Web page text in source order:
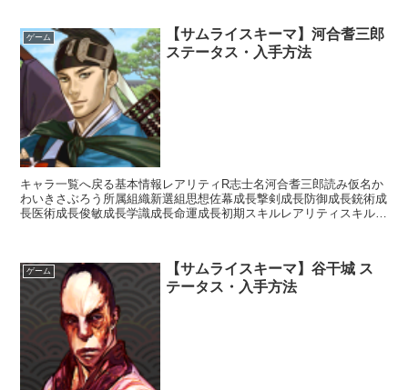
ゲーム
【サムライスキーマ】河合耆三郎
ステータス・入手方法
キャラ一覧へ戻る基本情報レアリティR志士名河合耆三郎読み仮名か
わいきさぶろう所属組織新選組思想佐幕成長撃剣成長防御成長銃術成
長医術成長俊敏成長学識成長命運成長初期スキルレアリティスキル名
ゲーム
【サムライスキーマ】谷干城 ス
テータス・入手方法